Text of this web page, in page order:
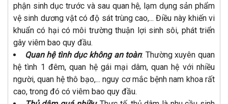
phận sinh dục trước và sau quan hệ, lạm dụng sản phẩm
vệ sinh dương vật có độ sát trùng cao,... Điều này khiến vi
khuẩn có hại có môi trường thuận lợi sinh sôi, phát triển
gây viêm bao quy đầu.
Quan hệ tình dục không an toàn: Thường xuyên quan
hệ tình 1 đêm, quan hệ gái mại dâm, quan hệ với nhiều
người, quan hệ thô bạo,... nguy cơ mắc bệnh nam khoa rất
cao, trong đó có viêm bao quy đầu.